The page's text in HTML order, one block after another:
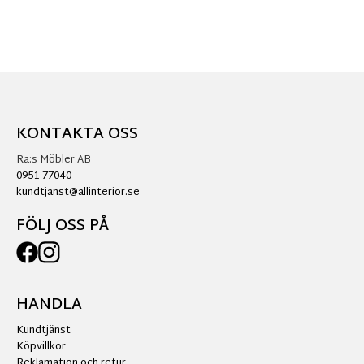
KONTAKTA OSS
Ra:s Möbler AB
0951-77040
kundtjanst@allinterior.se
FÖLJ OSS PÅ
HANDLA
Kundtjänst
Köpvillkor